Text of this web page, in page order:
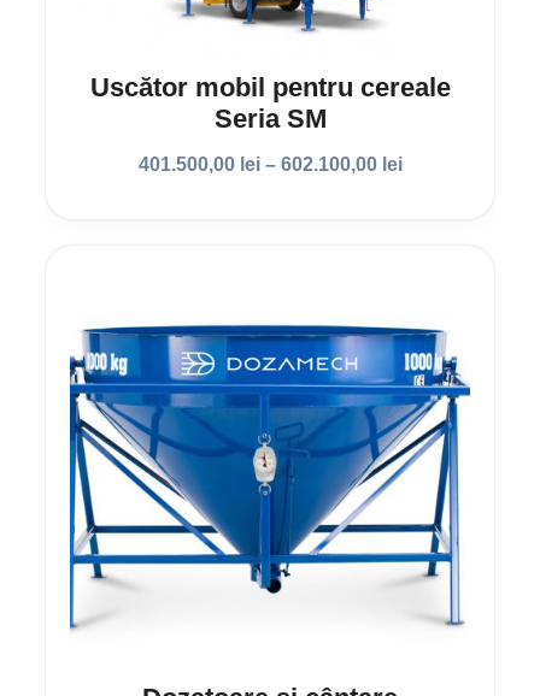
Uscător mobil pentru cereale
Seria SM
401.500,00 lei – 602.100,00 lei